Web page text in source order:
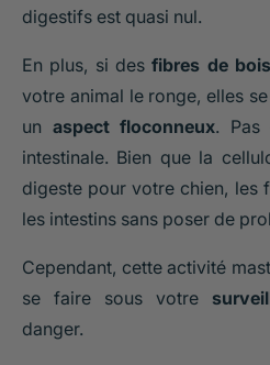
digestifs est quasi nul.
En plus, si desfibres de
votre animal le ronge, elles
un aspect floconneux. Pas
intestinale. Bien que la
digeste pour votre chien, les
les intestins sans poser de
Cependant, cette activité
se faire sous votre
danger.